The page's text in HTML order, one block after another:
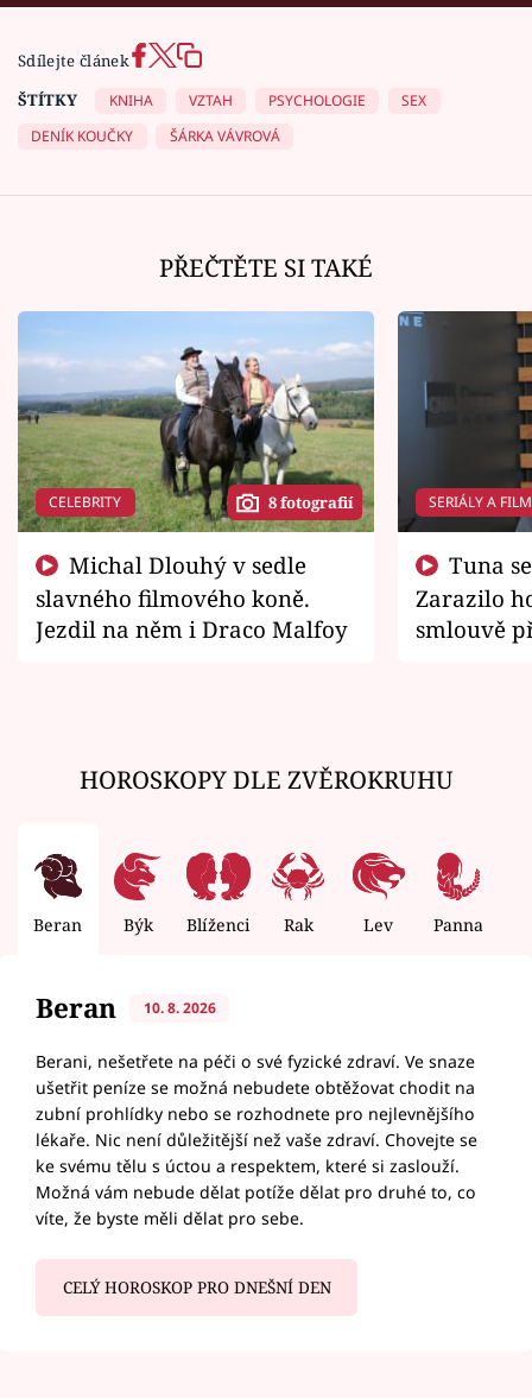
Sdílejte článek
ŠTÍTKY
KNIHA VZTAH PSYCHOLOGIE
SEX
DENÍK KOUČKY
ŠÁRKA VÁVROVÁ
PŘEČTĚTE SI TAKÉ
CELEBRITY 8 fotografií
slavného filmového koně.
Jezdil na něm i Draco Malfoy
SERIÁLY A
Zarazilo
smlouvě
HOROSKOPY DLE ZVĚROKRUHU
Beran Býk Blíženci Rak Lev Panna
Beran 10. 8. 2026
Berani, nešetřete na péči o své fyzické zdraví. Ve snaze
ušetřit peníze se možná nebudete obtěžovat chodit na
zubní prohlídky nebo se rozhodnete pro nejlevnějšího
lékaře. Nic není důležitější než vaše zdraví. Chovejte se
ke svému tělu s úctou a respektem, které si zaslouží.
Možná vám nebude dělat potíže dělat pro druhé to, co
víte, že byste měli dělat pro sebe.
CELÝ HOROSKOP PRO DNEŠNÍ DEN